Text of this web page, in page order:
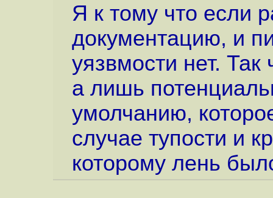
Я к тому что если
документацию, и
уязвмости нет. Так
а лишь
умолчанию,
случае тупости и
которому лень